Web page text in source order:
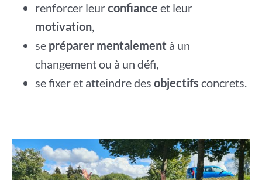
renforcer leurconfiance et leur
motivation,
se préparer mentalement à un
changement ou à un défi,
se fixer et atteindre des objectifs concrets.